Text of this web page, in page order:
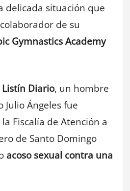
delicada situación que
de su
Gymnastics Academy
Listín Diario, un hombre
Ángeles fue
Fiscalía de Atención a
de Santo Domingo
acoso sexual contra una